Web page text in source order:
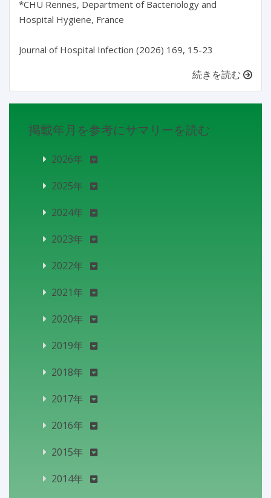
*CHU Rennes, Department of Bacteriology and
Hospital Hygiene, France
Journal of Hospital Infection (2026) 169, 15-23
続きを読む
掲載年月を参考にサマリーを読む
2026年
2025年
2024年
2023年
2022年
2021年
2020年
2019年
2018年
2017年
2016年
2015年
2014年